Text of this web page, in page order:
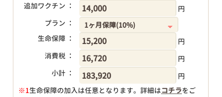
追加ワクチン ：
円
プラン ：
生命保障 ：
円
消費税 ：
円
小計 ：
円
※1生命保障の加入は任意となります。詳細はコチラをご